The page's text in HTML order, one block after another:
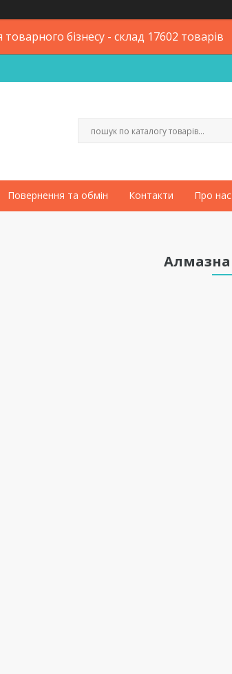
бізнесу - склад 17602 товарів
Повернення та обмін Контакти Про нас
Алмазна